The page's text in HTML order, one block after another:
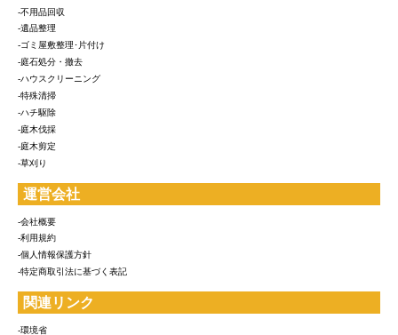
-不用品回収
-遺品整理
-ゴミ屋敷整理･片付け
-庭石処分・撤去
-ハウスクリーニング
-特殊清掃
-ハチ駆除
-庭木伐採
-庭木剪定
-草刈り
運営会社
-会社概要
-利用規約
-個人情報保護方針
-特定商取引法に基づく表記
関連リンク
-環境省